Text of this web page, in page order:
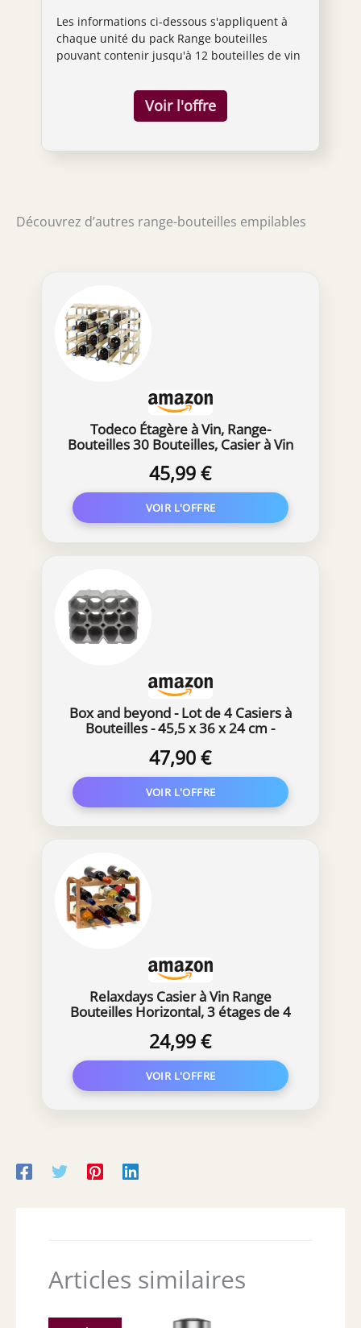
en métal (Lot de 4)
Les informations ci-dessous s'appliquent à
chaque unité du pack Range bouteilles
pouvant contenir jusqu'à 12 bouteilles de vin
cubique empilable avec les autres cubes de
la gamme Astuce Compactor : Croix
métallique amovible ultra-stable à glisser
Découvrez d’autres range-bouteilles empilables
Todeco Étagère à Vin, Range-
Bouteilles 30 Bouteilles, Casier à Vin
45,99 €
Box and beyond - Lot de 4 Casiers à
Bouteilles - 45,5 x 36 x 24 cm -
Compartiments - pour 48 Bouteilles
- Empilable - Rangement, Stockage -
Garage, Cellier, Cave - Style
Moderne
47,90 €
Relaxdays Casier à Vin Range
Bouteilles Horizontal, 3 étages de 4
Bois Etagère à Bouteilles de vin
Dimensions 42x21x28 cm Porte-
Bouteilles Bois de Noyer, Nature
24,99 €
Articles similaires